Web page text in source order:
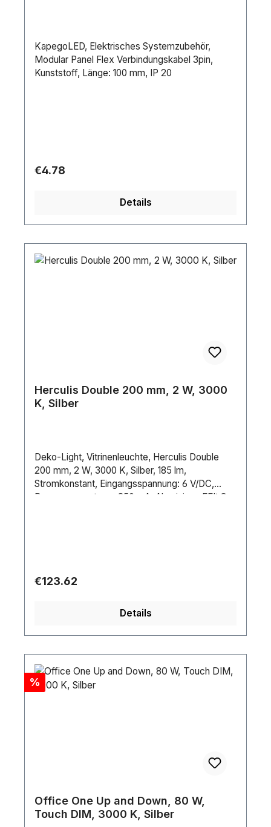
KapegoLED, Elektrisches Systemzubehör,
Modular Panel Flex Verbindungskabel 3pin,
Kunststoff, Länge: 100 mm, IP 20
Regular price:
€4.78
Details
Herculis Double 200 mm, 2 W, 3000
K, Silber
Deko-Light, Vitrinenleuchte, Herculis Double
200 mm, 2 W, 3000 K, Silber, 185 lm,
Stromkonstant, Eingangsspannung: 6 V/DC,
Bemessungsstrom: 350 mA, Aluminium, EEI: G,
Regular price:
€123.62
Details
Discount
%
Office One Up and Down, 80 W,
Touch DIM, 3000 K, Silber